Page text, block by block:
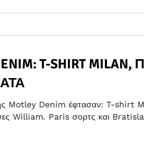
T-SHIRT
της Motley Denim έφτασαν: T-
William. Paris σορτς και